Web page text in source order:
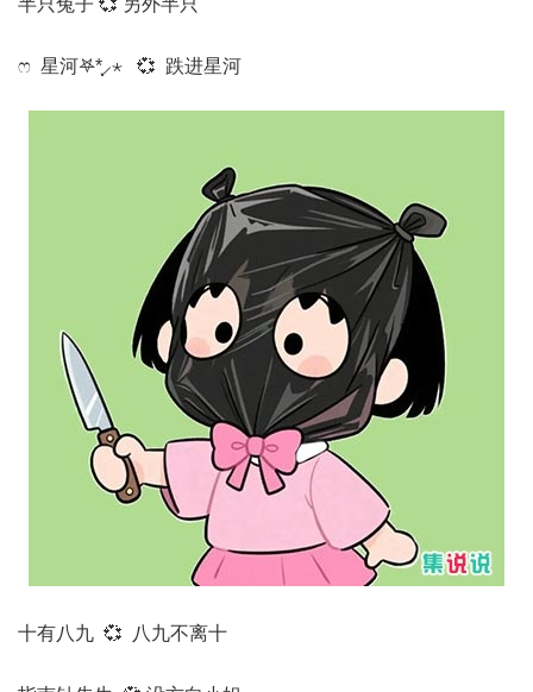
ෆ 星河𖤐*̩̩͙⸝⋆ 💞 跌进星河
十有八九 💞 八九不离十